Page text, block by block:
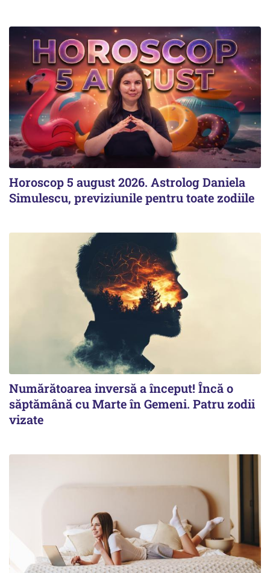
Horoscop 5 august 2026. Astrolog Daniela
Simulescu, previziunile pentru toate zodiile
Numărătoarea inversă a început! Încă o
săptămână cu Marte în Gemeni. Patru zodii
vizate